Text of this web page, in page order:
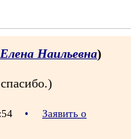
Елена Наильевна)
•
Заявить о